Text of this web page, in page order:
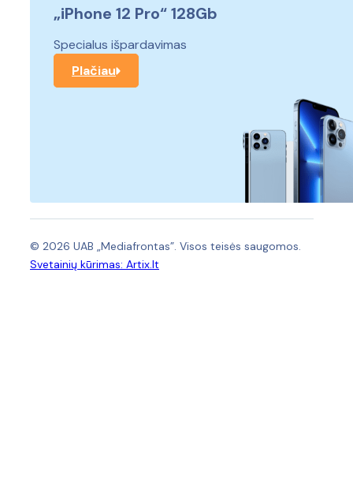
„iPhone 12 Pro“ 128Gb
Specialus išpardavimas
Plačiau
© 2026 UAB „Mediafrontas”. Visos teisės saugomos.
Svetainių kūrimas: Artix.lt